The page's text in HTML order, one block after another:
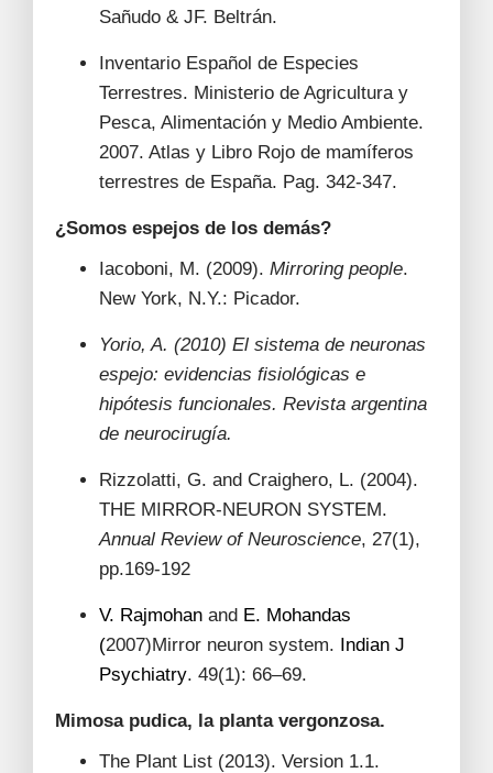
Sañudo & JF. Beltrán.
Inventario Español de Especies
Terrestres. Ministerio de Agricultura y
Pesca, Alimentación y Medio Ambiente.
2007. Atlas y Libro Rojo de mamíferos
terrestres de España. Pag. 342-347.
¿Somos espejos de los demás?
Iacoboni, M. (2009). Mirroring people.
New York, N.Y.: Picador.
Yorio, A. (2010) El sistema de neuronas
espejo: evidencias fisiológicas e
hipótesis funcionales. Revista argentina
de neurocirugía.
Rizzolatti, G. and Craighero, L. (2004).
THE MIRROR-NEURON SYSTEM.
Annual Review of Neuroscience, 27(1),
pp.169-192
V. Rajmohan and E. Mohandas
(2007)Mirror neuron system. Indian J
Psychiatry. 49(1): 66–69.
Mimosa pudica, la planta vergonzosa.
The Plant List (2013). Version 1.1.